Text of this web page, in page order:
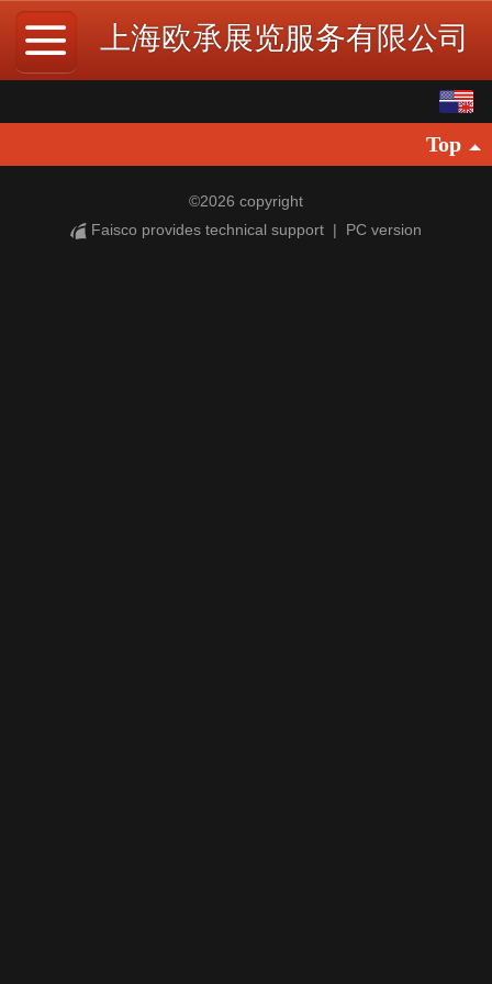
上海欧承展览服务有限公司
Top
©2026 copyright
Faisco provides technical support | PC version